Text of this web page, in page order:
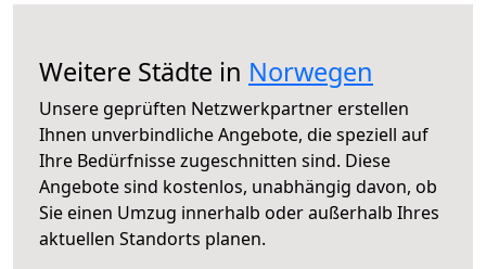
Weitere Städte in Norwegen
Unsere geprüften Netzwerkpartner erstellen
Ihnen unverbindliche Angebote, die speziell auf
Ihre Bedürfnisse zugeschnitten sind. Diese
Angebote sind kostenlos, unabhängig davon, ob
Sie einen Umzug innerhalb oder außerhalb Ihres
aktuellen Standorts planen.